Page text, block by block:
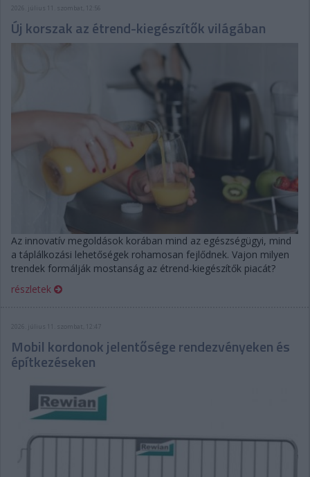
2026. július 11. szombat, 12:56
Új korszak az étrend-kiegészítők világában
Az innovatív megoldások korában mind az egészségügyi, mind
a táplálkozási lehetőségek rohamosan fejlődnek. Vajon milyen
trendek formálják mostanság az étrend-kiegészítők piacát?
részletek
2026. július 11. szombat, 12:47
Mobil kordonok jelentősége rendezvényeken és
építkezéseken